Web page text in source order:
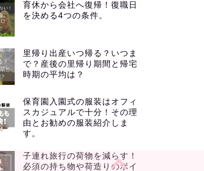
育休から会社へ復帰！復職日
を決める4つの条件。
里帰り出産いつ帰る？いつま
で？産後の里帰り期間と帰宅
時期の平均は？
保育園入園式の服装はオフィ
スカジュアルで十分！その理
由とお勧めの服装紹介しま
す。
子連れ旅行の荷物を減らす！
必須の持ち物や荷造りのポイ